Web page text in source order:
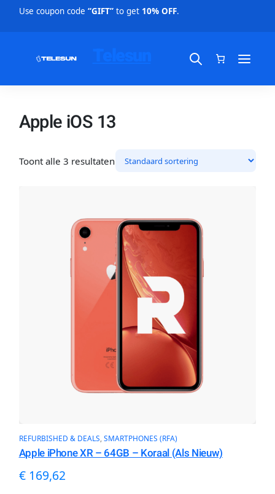
Use coupon code “GIFT”to get 10% OFF.
Apple iOS 13
Toont alle 3 resultaten
REFURBISHED & DEALS, SMARTPHONES (RFA)
Apple iPhone XR – 64GB – Koraal (Als Nieuw)
€169,62